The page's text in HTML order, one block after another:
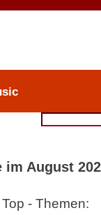
im August
- Themen: